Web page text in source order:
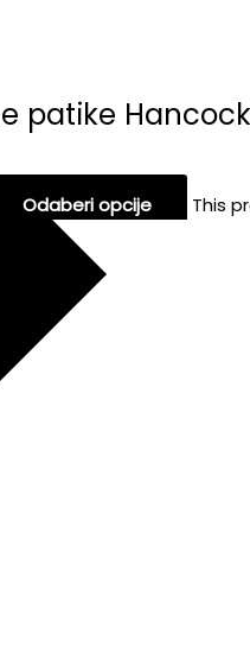
patike Hancock
Odaberi opcije This